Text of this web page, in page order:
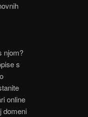
njom?
s
online
domeni